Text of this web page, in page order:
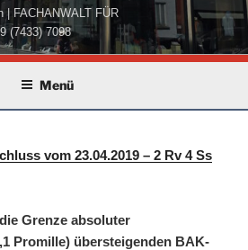
| FACHANWALT FÜR
(7433) 7098
Menü
vom 23.04.2019 – 2 Rv 4 Ss
Grenze absoluter
Promille) übersteigenden BAK-